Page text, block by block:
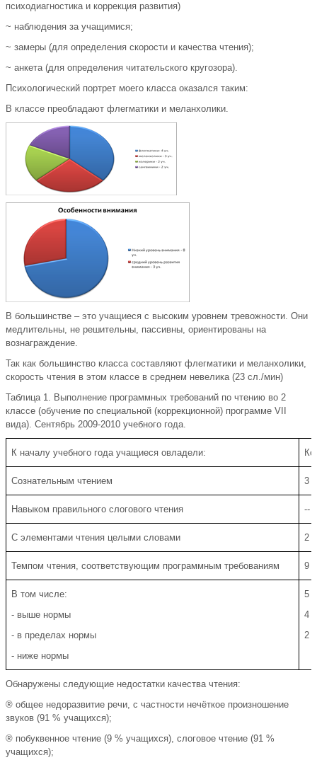
психодиагностика и коррекция развития)
~ наблюдения за учащимися;
~ замеры (для определения скорости и качества чтения);
~ анкета (для определения читательского кругозора).
Психологический портрет моего класса оказался таким:
В классе преобладают флегматики и меланхолики.
В большинстве – это учащиеся с высоким уровнем тревожности. Они
медлительны, не решительны, пассивны, ориентированы на
вознаграждение.
Так как большинство класса составляют флегматики и меланхолики,
скорость чтения в этом классе в среднем невелика (23 сл./мин)
Таблица 1. Выполнение программных требований по чтению во 2
классе (обучение по специальной (коррекционной) программе VII
вида). Сентябрь 2009-2010 учебного года.
К началу учебного года учащиеся овладели:
Сознательным чтением 3
Навыком правильного слогового чтения --
С элементами чтения целыми словами 2
Темпом чтения, соответствующим программным требованиям 9
В том числе:
- выше нормы
- в пределах нормы
- ниже нормы
5
4
2
Обнаружены следующие недостатки качества чтения:
® общее недоразвитие речи, с частности нечёткое произношение
звуков (91 % учащихся);
® побуквенное чтение (9 % учащихся), слоговое чтение (91 %
учащихся);